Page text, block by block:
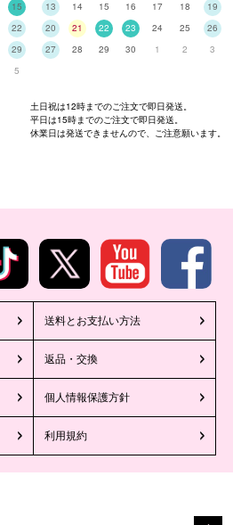
15
22
29
5
13
14 15 16 17 18
19
20
21 22 23 24 25
26
27
28 29 30 1 2 3
土日祝は12時までのご注文で即日発送。
平日は15時までのご注文で即日発送。
休業日は発送できませんので、ご注意願います。
送料とお支払い方法
返品・交換
個人情報保護方針
利用規約